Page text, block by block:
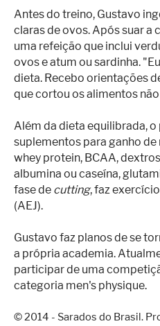
Antes do treino, Gustavo
claras de ovos. Após suar a
uma refeição que inclui
ovos e atum ou sardinha.
dieta. Recebo orientações
que cortou os alimentos
Além da dieta equilibrada,
suplementos para ganho de
whey protein, BCAA,
albumina ou caseína,
fase de cutting, faz
(AEJ).
Gustavo faz planos de se
a própria academia.
participar de uma
categoria men's physique.
© 2014 - Sarados do Brasil.